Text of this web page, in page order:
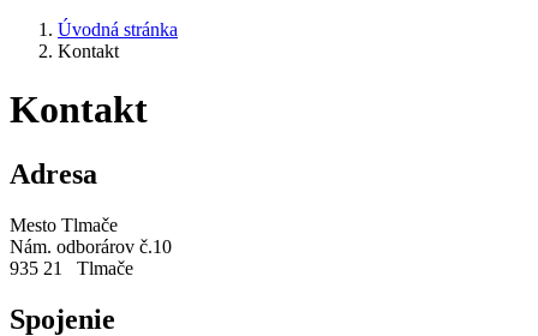
Úvodná stránka
Kontakt
Kontakt
Adresa
Mesto Tlmače
Nám. odborárov č.10
935 21 Tlmače
Spojenie